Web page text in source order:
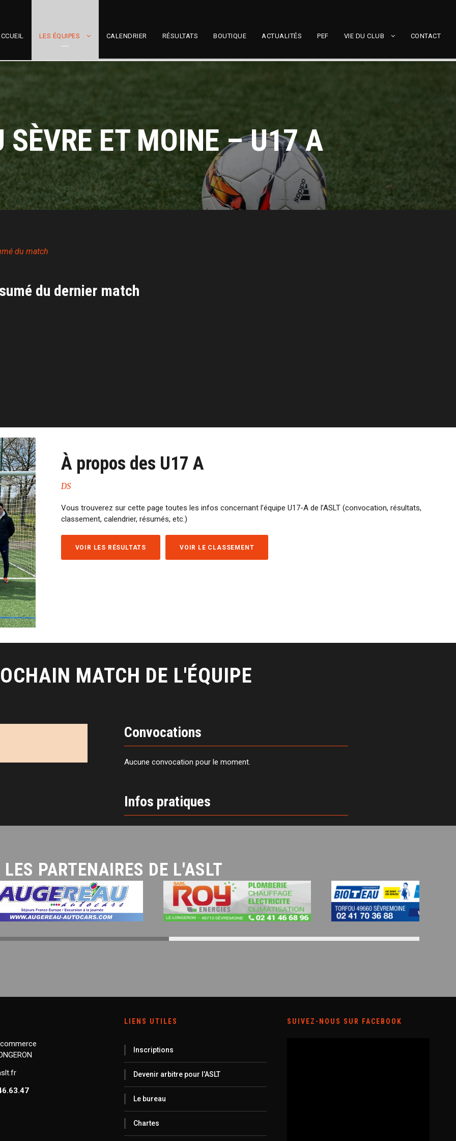
LES ÉQUIPES CALENDRIER RÉSULTATS BOUTIQUE ACTUALITÉS PEF VIE DU CLUB CONTACT
SÈVRE ET MOINE – U17 A
du match
du dernier match
À propos des U17 A
DS
Vous trouverez sur cette page toutes les infos concernant l’équipe U17-A de l’ASLT (convocation, résultats,
classement, calendrier, résumés, etc.)
VOIR LES RÉSULTATS VOIR LE CLASSEMENT
MATCH DE L'ÉQUIPE
Convocations
Aucune convocation pour le moment.
Infos pratiques
LES PARTENAIRES DE L'ASLT
LIENS UTILES
Inscriptions
Devenir arbitre pour l’ASLT
Le bureau
Chartes
SUIVEZ-NOUS SUR FACEBOOK